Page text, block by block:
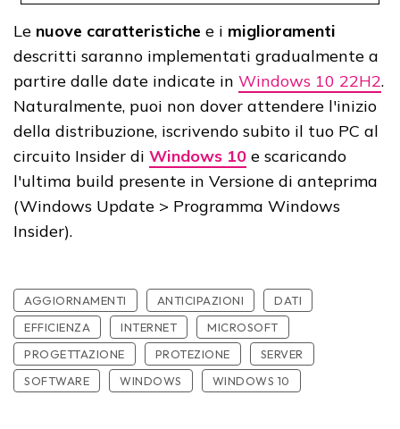
Le nuove caratteristiche e i miglioramenti
descritti saranno implementati gradualmente a
partire dalle date indicate in Windows 10 22H2.
Naturalmente, puoi non dover attendere l'inizio
della distribuzione, iscrivendo subito il tuo PC al
circuito Insider di Windows 10 e scaricando
l'ultima build presente in Versione di anteprima
(Windows Update > Programma Windows
Insider).
AGGIORNAMENTI ANTICIPAZIONI
DATI
EFFICIENZA
INTERNET
MICROSOFT
PROGETTAZIONE
PROTEZIONE
SERVER
SOFTWARE
WINDOWS WINDOWS 10